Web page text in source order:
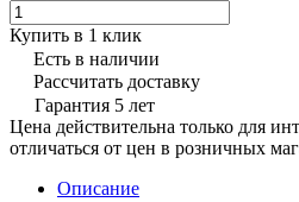
Купить в 1 клик
Есть в наличии
Рассчитать доставку
Гарантия 5 лет
Цена действительна только для
отличаться от цен в розничных
Описание